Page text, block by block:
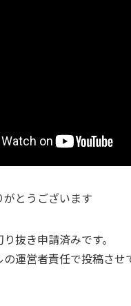
とうございます
抜き申請済みです。
運営者責任で投稿さ